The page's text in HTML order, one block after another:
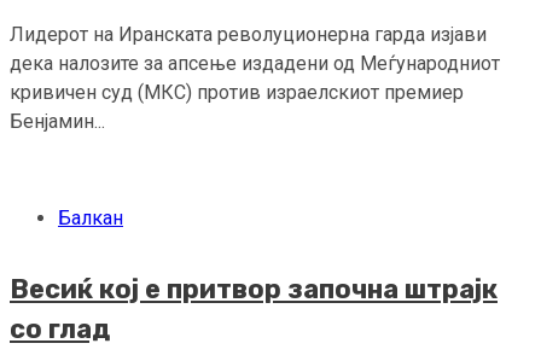
Лидерот на Иранската револуционерна гарда изјави
дека налозите за апсење издадени од Меѓународниот
кривичен суд (МКС) против израелскиот премиер
Бенјамин...
Балкан
Весиќ кој е притвор започна штрајк
со глад